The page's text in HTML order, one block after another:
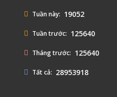
Tuần này: 19052
Tuần trước: 125640
Tháng trước: 125640
Tất cả: 28953918